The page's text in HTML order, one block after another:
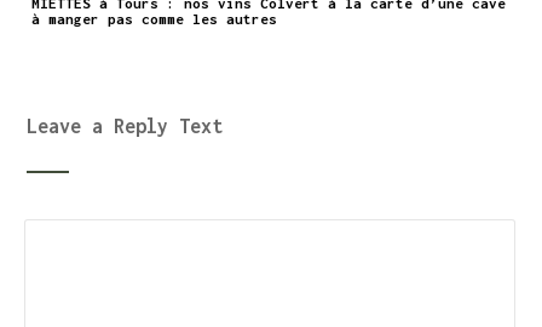
MIETTES à Tours : nos vins Colvert à la carte d’une cave
à manger pas comme les autres
Leave a Reply Text